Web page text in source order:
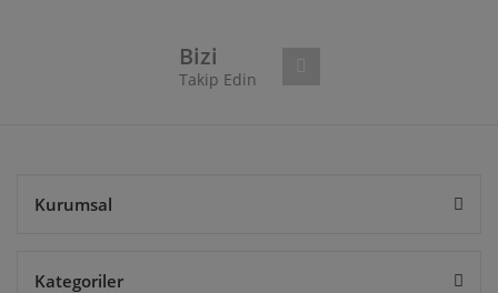
Bizi
Takip Edin
Kurumsal
Kategoriler